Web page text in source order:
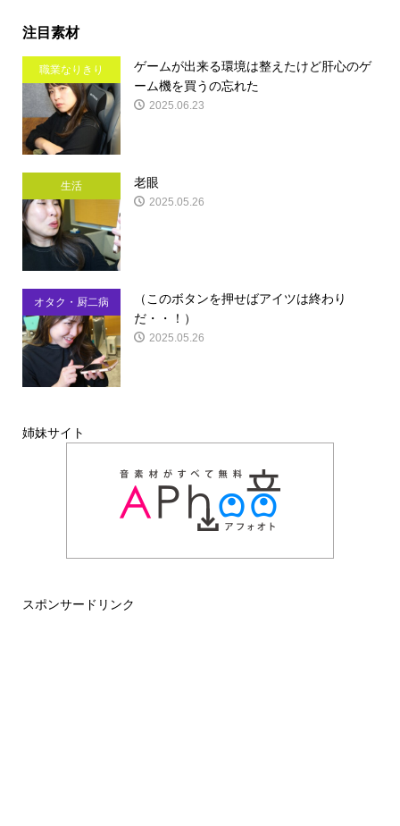
注目素材
職業なりきり
ゲームが出来る環境は整えたけど肝心のゲ
ーム機を買うの忘れた
2025.06.23
生活 老眼
2025.05.26
オタク・厨二病
（このボタンを押せばアイツは終わり
だ・・！）
2025.05.26
姉妹サイト
スポンサードリンク